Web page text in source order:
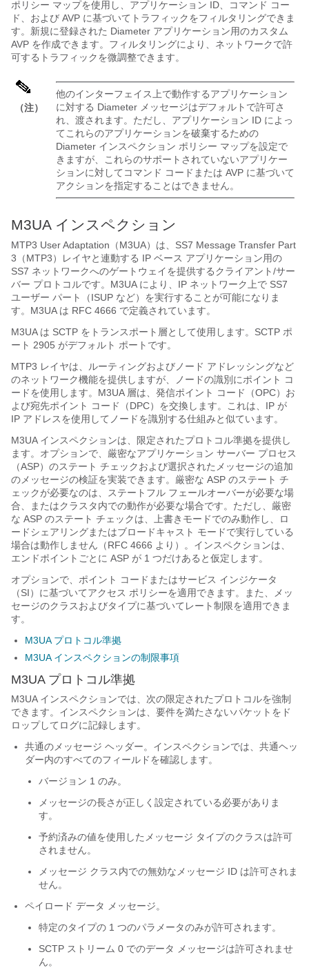
ポリシー マップを使用し、アプリケーション ID、コマンド コー
ド、および AVP に基づいてトラフィックをフィルタリングできま
す。新規に登録された Diameter アプリケーション用のカスタム
AVP を作成できます。フィルタリングにより、ネットワークで許
可するトラフィックを微調整できます。
（注）
他のインターフェイス上で動作するアプリケーション
に対する Diameter メッセージはデフォルトで許可さ
れ、渡されます。ただし、アプリケーション ID によっ
てこれらのアプリケーションを破棄するための
Diameter インスペクション ポリシー マップを設定で
きますが、これらのサポートされていないアプリケー
ションに対してコマンド コードまたは AVP に基づいて
アクションを指定することはできません。
M3UA インスペクション
MTP3 User Adaptation（M3UA）は、SS7 Message Transfer Part
3（MTP3）レイヤと連動する IP ベース アプリケーション用の
SS7 ネットワークへのゲートウェイを提供するクライアント/サー
バー プロトコルです。M3UA により、IP ネットワーク上で SS7
ユーザー パート（ISUP など）を実行することが可能になりま
す。M3UA は RFC 4666 で定義されています。
M3UA は SCTP をトランスポート層として使用します。SCTP ポ
ート 2905 がデフォルト ポートです。
MTP3 レイヤは、ルーティングおよびノード アドレッシングなど
のネットワーク機能を提供しますが、ノードの識別にポイント コ
ードを使用します。M3UA 層は、発信ポイント コード（OPC）お
よび宛先ポイント コード（DPC）を交換します。これは、IP が
IP アドレスを使用してノードを識別する仕組みと似ています。
M3UA インスペクションは、限定されたプロトコル準拠を提供し
ます。 オプションで、厳密なアプリケーション サーバー プロセス
（ASP）のステート チェックおよび選択されたメッセージの追加
のメッセージの検証を実装できます。厳密な ASP のステート チ
ェックが必要なのは、ステートフル フェールオーバーが必要な場
合、またはクラスタ内での動作が必要な場合です。ただし、厳密
な ASP のステート チェックは、上書きモードでのみ動作し、ロ
ードシェアリングまたはブロードキャスト モードで実行している
場合は動作しません（RFC 4666 より）。インスペクションは、
エンドポイントごとに ASP が 1 つだけあると仮定します。
オプションで、ポイント コードまたはサービス インジケータ
（SI）に基づいてアクセス ポリシーを適用できます。また、メッ
セージのクラスおよびタイプに基づいてレート制限を適用できま
す。
M3UA プロトコル準拠
M3UA インスペクションの制限事項
M3UA プロトコル準拠
M3UA インスペクションでは、次の限定されたプロトコルを強制
できます。インスペクションは、要件を満たさないパケットをド
ロップしてログに記録します。
共通のメッセージ ヘッダー。インスペクションでは、共通ヘッ
ダー内のすべてのフィールドを確認します。
バージョン 1 のみ。
メッセージの長さが正しく設定されている必要がありま
す。
予約済みの値を使用したメッセージ タイプのクラスは許可
されません。
メッセージ クラス内での無効なメッセージ ID は許可されま
せん。
ペイロード データ メッセージ。
特定のタイプの 1 つのパラメータのみが許可されます。
SCTP ストリーム 0 でのデータ メッセージは許可されませ
ん。